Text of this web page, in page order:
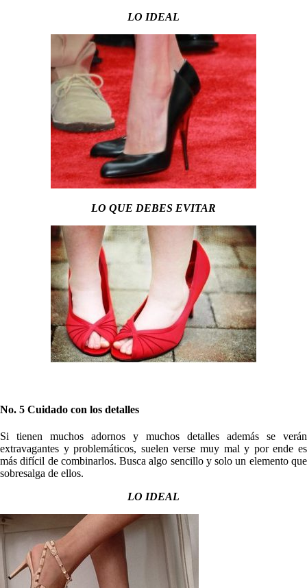
LO IDEAL
LO QUE DEBES EVITAR
No. 5 Cuidado con los detalles
Si tienen muchos adornos y muchos detalles además se verán
extravagantes y problemáticos, suelen verse muy mal y por ende es
más difícil de combinarlos. Busca algo sencillo y solo un elemento que
sobresalga de ellos.
LO IDEAL